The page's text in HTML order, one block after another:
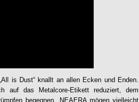
All is Dust“ knallt an allen Ecken und Enden.
auf das Metalcore-Etikett reduziert, dem
begegnen.
NEAERAmögen vielleicht